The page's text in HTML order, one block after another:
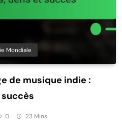
Mondiale
de musique indie :
0 23 Mins